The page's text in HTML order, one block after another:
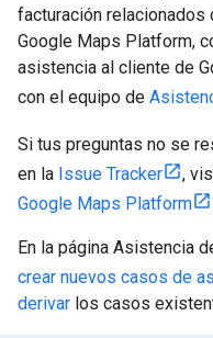
facturación
Google Maps Platform,
asistencia al cliente de
con el equipo de
Si tus preguntas no se
en la Issue Tracker ,
Google Maps Platform
En la página Asistencia
crear nuevos casos de
derivar los casos